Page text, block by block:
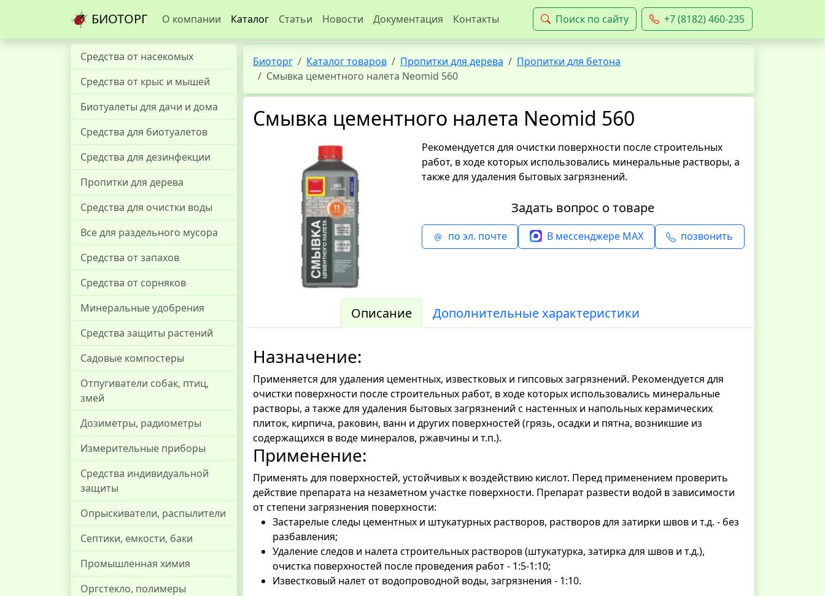
БИОТОРГ О компании Каталог Статьи Новости Документация Контакты Поиск по сайту +7 (8182) 460-235
Средства от насекомых
Средства от крыс и мышей
Биотуалеты для дачи и дома
Средства для биотуалетов
Средства для дезинфекции
Пропитки для дерева
Средства для очистки воды
Все для раздельного мусора
Средства от запахов
Средства от сорняков
Минеральные удобрения
Средства защиты растений
Садовые компостеры
Отпугиватели собак, птиц,
змей
Дозиметры, радиометры
Измерительные приборы
Средства индивидуальной
защиты
Опрыскиватели, распылители
Септики, емкости, баки
Промышленная химия
Оргстекло, полимеры
Биоторг Каталог товаров Пропитки для дерева
Пропитки для бетона
Смывка цементного налета Neomid 560
Смывка цементного налета Neomid 560
Рекомендуется для очистки поверхности после строительных
работ, в ходе которых использовались минеральные растворы, а
также для удаления бытовых загрязнений.
Задать вопрос о товаре
по эл. почте В мессенджере MAX позвонить
Описание Дополнительные характеристики
Назначение:
Применяется для удаления цементных, известковых и гипсовых загрязнений. Рекомендуется для
очистки поверхности после строительных работ, в ходе которых использовались минеральные
растворы, а также для удаления бытовых загрязнений с настенных и напольных керамических
плиток, кирпича, раковин, ванн и других поверхностей (грязь, осадки и пятна, возникшие из
содержащихся в воде минералов, ржавчины и т.п.).
Применение:
Применять для поверхностей, устойчивых к воздействию кислот. Перед применением проверить
действие препарата на незаметном участке поверхности. Препарат развести водой в зависимости
от степени загрязнения поверхности:
Застарелые следы цементных и штукатурных растворов, растворов для затирки швов и т.д. - без
разбавления;
Удаление следов и налета строительных растворов (штукатурка, затирка для швов и т.д.),
очистка поверхностей после проведения работ - 1:5-1:10;
Известковый налет от водопроводной воды, загрязнения - 1:10.